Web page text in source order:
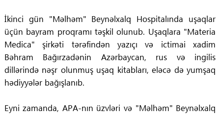
İkinci gün "Məlhəm" Beynəlxalq Hospitalında uşaqlar
üçün bayram proqramı təşkil olunub. Uşaqlara "Materia
Medica" şirkəti tərəfindən yazıçı və ictimai xadim
Bəhram Bağırzadənin Azərbaycan, rus və ingilis
dillərində nəşr olunmuş uşaq kitabları, eləcə də yumşaq
hədiyyələr bağışlanıb.
Eyni zamanda, APA-nın üzvləri və "Məlhəm" Beynəlxalq